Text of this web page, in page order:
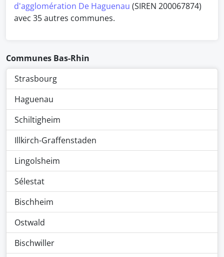
d'agglomération De Haguenau (SIREN 200067874)
avec 35 autres communes.
Communes Bas-Rhin
Strasbourg
Haguenau
Schiltigheim
Illkirch-Graffenstaden
Lingolsheim
Sélestat
Bischheim
Ostwald
Bischwiller